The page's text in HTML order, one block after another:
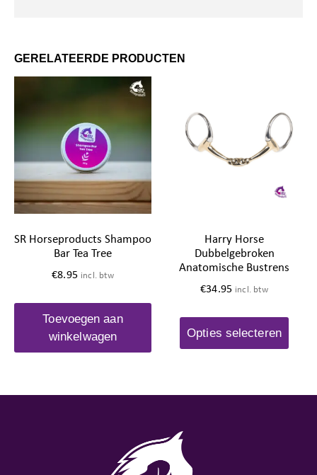
GERELATEERDE PRODUCTEN
SR Horseproducts Shampoo
Bar Tea Tree
€8.95 incl. btw
Toevoegen aan
winkelwagen
Harry Horse
Dubbelgebroken
Anatomische Bustrens
€34.95 incl. btw
Opties selecteren